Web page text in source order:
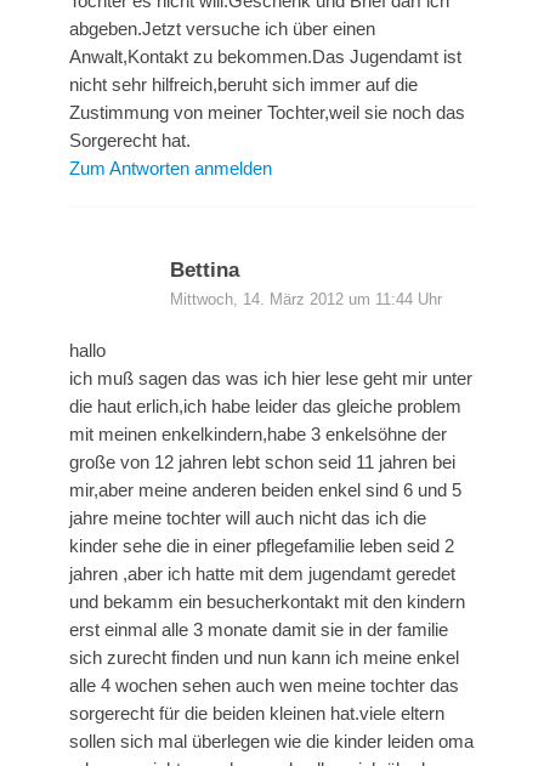
abgeben.Jetzt versuche ich über einen
Anwalt,Kontakt zu bekommen.Das Jugendamt ist
nicht sehr hilfreich,beruht sich immer auf die
Zustimmung von meiner Tochter,weil sie noch das
Sorgerecht hat.
Zum Antworten anmelden
Bettina
Mittwoch, 14. März 2012 um 11:44 Uhr
hallo
ich muß sagen das was ich hier lese geht mir unter
die haut erlich,ich habe leider das gleiche problem
mit meinen enkelkindern,habe 3 enkelsöhne der
große von 12 jahren lebt schon seid 11 jahren bei
mir,aber meine anderen beiden enkel sind 6 und 5
jahre meine tochter will auch nicht das ich die
kinder sehe die in einer pflegefamilie leben seid 2
jahren ,aber ich hatte mit dem jugendamt geredet
und bekamm ein besucherkontakt mit den kindern
erst einmal alle 3 monate damit sie in der familie
sich zurecht finden und nun kann ich meine enkel
alle 4 wochen sehen auch wen meine tochter das
sorgerecht für die beiden kleinen hat.viele eltern
sollen sich mal überlegen wie die kinder leiden oma